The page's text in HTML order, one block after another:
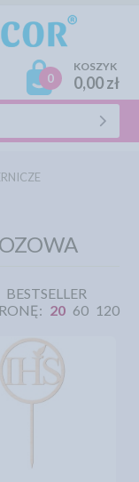
0
KOSZYK
0,00 zł
BESTSELLER
20 60 120